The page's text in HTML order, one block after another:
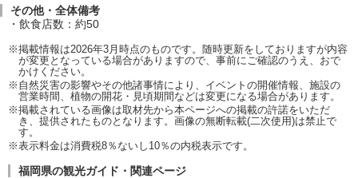
その他・全体備考
飲食店数：約50
※掲載情報は2026年3月時点のものです。随時更新をしておりますが内容
が変更となっている場合がありますので、事前にご確認のうえ、おで
かけください。
※自然災害の影響やその他諸事情により、イベントの開催情報、施設の
営業時間、植物の開花・見頃期間などは変更になる場合があります。
※掲載されている画像は取材先から本ページへの掲載の許諾をいただ
き、提供されたものとなります。画像の無断転載(二次使用)は禁止で
す。
※表示料金は消費税8％ないし10％の内税表示です。
福岡県の観光ガイド・関連ページ